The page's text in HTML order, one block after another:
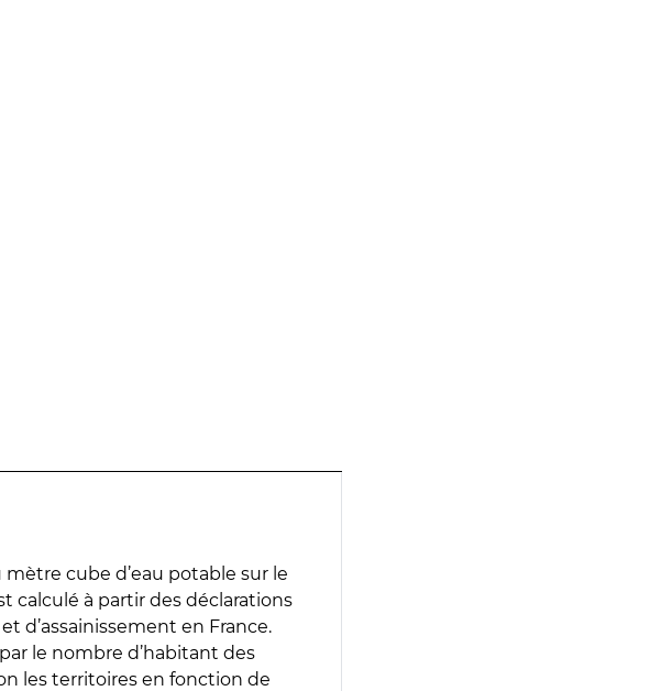
cube d’eau potable sur le
calculé à partir des déclarations
d’assainissement en France.
le nombre d’habitant des
les territoires en fonction de